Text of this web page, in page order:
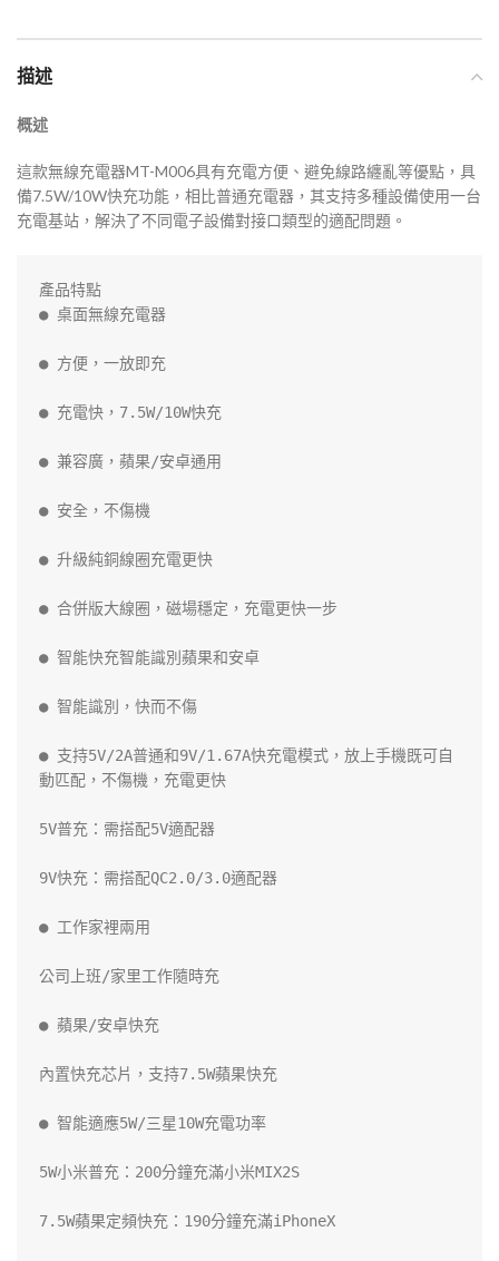
描述
概述
這款無線充電器MT-M006具有充電方便、避免線路纏亂等優點，具
備7.5W/10W快充功能，相比普通充電器，其支持多種設備使用一台
充電基站，解決了不同電子設備對接口類型的適配問題。
產品特點
● 桌面無線充電器
● 方便，一放即充
● 充電快，7.5W/10W快充
● 兼容廣，蘋果/安卓通用
● 安全，不傷機
● 升級純銅線圈充電更快
● 合併版大線圈，磁場穩定，充電更快一步
● 智能快充智能識別蘋果和安卓
● 智能識別，快而不傷
● 支持5V/2A普通和9V/1.67A快充電模式，放上手機既可自
動匹配，不傷機，充電更快
5V普充：需搭配5V適配器
9V快充：需搭配QC2.0/3.0適配器
● 工作家裡兩用
公司上班/家里工作隨時充
● 蘋果/安卓快充
內置快充芯片，支持7.5W蘋果快充
● 智能適應5W/三星10W充電功率
5W小米普充：200分鐘充滿小米MIX2S
7.5W蘋果定頻快充：190分鐘充滿iPhoneX